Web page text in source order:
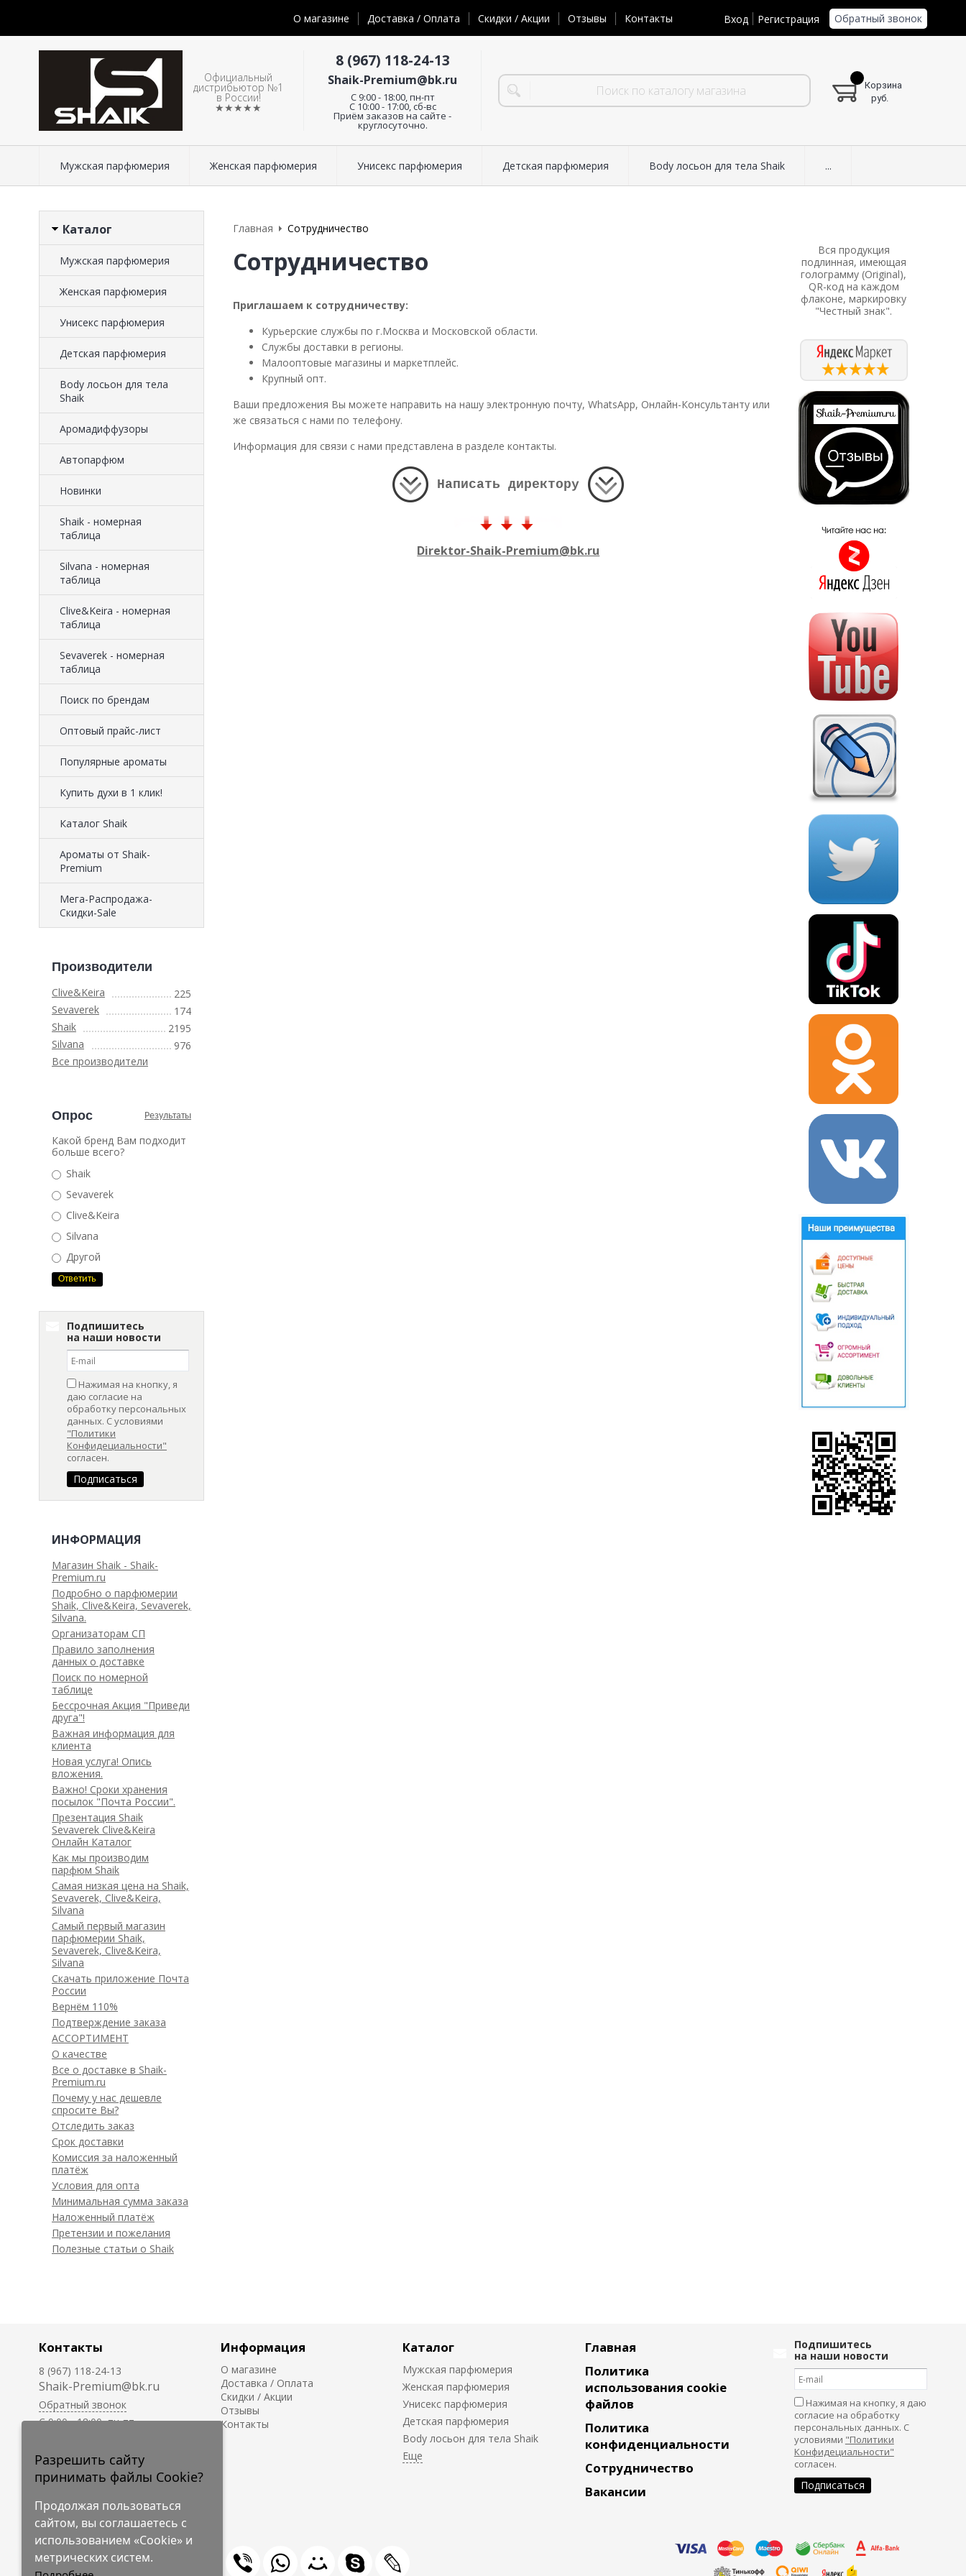
О магазине Доставка / Оплата Скидки / Акции Отзывы Контакты Вход Регистрация Обратный звонок
Официальный
дистрибьютор №1
в России!
★★★★★
8 (967) 118-24-13
Shaik-Premium@bk.ru
C 9:00 - 18:00, пн-пт
С 10:00 - 17:00, сб-вс
Приём заказов на сайте -
круглосуточно.
Корзина
руб.
Мужская парфюмерия Женская парфюмерия Унисекс парфюмерия Детская парфюмерия Body лосьон для тела Shaik ...
Каталог
Мужская парфюмерия
Женская парфюмерия
Унисекс парфюмерия
Детская парфюмерия
Body лосьон для тела
Shaik
Аромадиффузоры
Автопарфюм
Новинки
Shaik - номерная
таблица
Silvana - номерная
таблица
Clive&Keira - номерная
таблица
Sevaverek - номерная
таблица
Поиск по брендам
Оптовый прайс-лист
Популярные ароматы
Купить духи в 1 клик!
Каталог Shaik
Ароматы от Shaik-
Premium
Мега-Распродажа-
Скидки-Sale
Производители
Clive&Keira
225
Sevaverek
174
Shaik
2195
Silvana
976
Все производители
Опрос Результаты
Какой бренд Вам подходит
больше всего?
Shaik
Sevaverek
Clive&Keira
Silvana
Другой
Подпишитесь
на наши новости
Нажимая на кнопку, я
даю согласие на
обработку персональных
данных. С условиями
"Политики
Конфидециальности"
согласен.
ИНФОРМАЦИЯ
Магазин Shaik - Shaik-
Premium.ru
Подробно о парфюмерии
Shaik, Clive&Keira, Sevaverek,
Silvana.
Организаторам СП
Правило заполнения
данных о доставке
Поиск по номерной
таблице
Бессрочная Акция "Приведи
друга"!
Важная информация для
клиента
Новая услуга! Опись
вложения.
Важно! Сроки хранения
посылок "Почта России".
Презентация Shaik
Sevaverek Clive&Keira
Онлайн Каталог
Как мы производим
парфюм Shaik
Самая низкая цена на Shaik,
Sevaverek, Clive&Keira,
Silvana
Самый первый магазин
парфюмерии Shaik,
Sevaverek, Clive&Keira,
Silvana
Скачать приложение Почта
России
Вернём 110%
Подтверждение заказа
АССОРТИМЕНТ
О качестве
Все о доставке в Shaik-
Premium.ru
Почему у нас дешевле
спросите Вы?
Отследить заказ
Срок доставки
Комиссия за наложенный
платёж
Условия для опта
Минимальная сумма заказа
Наложенный платёж
Претензии и пожелания
Полезные статьи о Shaik
Главная Сотрудничество
Сотрудничество
Приглашаем к сотрудничеству:
Курьерские службы по г.Москва и Московской области.
Службы доставки в регионы.
Малооптовые магазины и маркетплейс.
Крупный опт.
Ваши предложения Вы можете направить на нашу электронную почту, WhatsApp, Онлайн-Консультанту или
же связаться с нами по телефону.
Информация для связи с нами представлена в разделе контакты.
Написать директору
Direktor-Shaik-Premium@bk.ru
Вся продукция
подлинная, имеющая
голограмму (Original),
QR-код на каждом
флаконе, маркировку
"Честный знак".
Контакты
8 (967) 118-24-13
Shaik-Premium@bk.ru
Обратный звонок
C 9:00 - 18:00, пн-пт
круглосуточно.
Информация
О магазине
Доставка / Оплата
Скидки / Акции
Отзывы
Контакты
Каталог
Мужская парфюмерия
Женская парфюмерия
Унисекс парфюмерия
Детская парфюмерия
Body лосьон для тела Shaik
Главная
Политика
использования cookie
файлов
Политика
конфиденциальности
Сотрудничество
Вакансии
Подпишитесь
на наши новости
Нажимая на кнопку, я даю
согласие на обработку
персональных данных. С
условиями "Политики
Конфидециальности"
согласен.
Разрешить сайту
принимать файлы Cookie?
Продолжая пользоваться
сайтом, вы соглашаетесь с
использованием «Cookie» и
метрических систем.